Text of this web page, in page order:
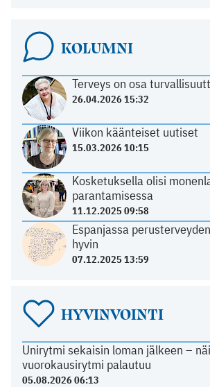
KOLUMNI
Terveys on osa
26.04.2026 15:32
Viikon käänteiset uutiset
15.03.2026 10:15
Kosketuksella olisi
parantamisessa
11.12.2025 09:58
Espanjassa
hyvin
07.12.2025 13:59
HYVINVOINTI
Unirytmi sekaisin loman jälkeen –
vuorokausirytmi palautuu
05.08.2026 06:13